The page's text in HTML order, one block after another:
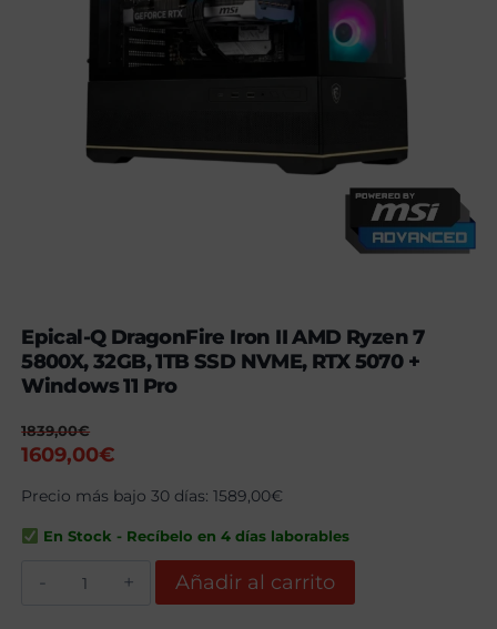
Epical-Q DragonFire Iron II AMD Ryzen 7
5800X, 32GB, 1TB SSD NVME, RTX 5070 +
Windows 11 Pro
1839,00€
El
original
era:
1839,00€.
1609,00€
actual
es:
Precio más bajo 30 días:1589,00€
En Stock - Recíbelo en 4 días laborables
Añadir al carrito